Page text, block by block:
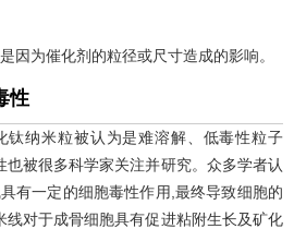
因为催化剂的粒径或尺寸造成的影响。
性
钛纳米粒被认为是难溶解、低毒性粒子
也被很多科学家关注并研究。众多学者认
有一定的细胞毒性作用,最终导致细胞的
线对于成骨细胞具有促进粘附生长及矿化